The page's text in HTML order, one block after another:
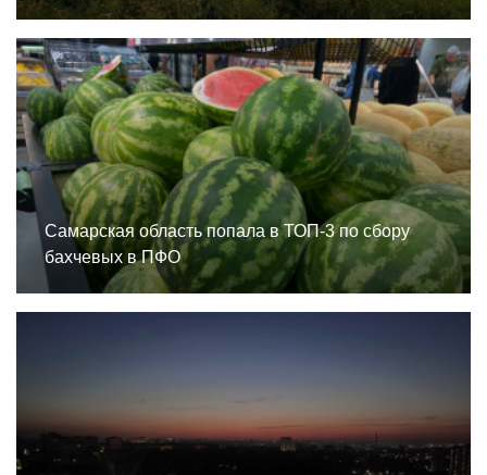
Самарская область попала в ТОП-3 по сбору
бахчевых в ПФО